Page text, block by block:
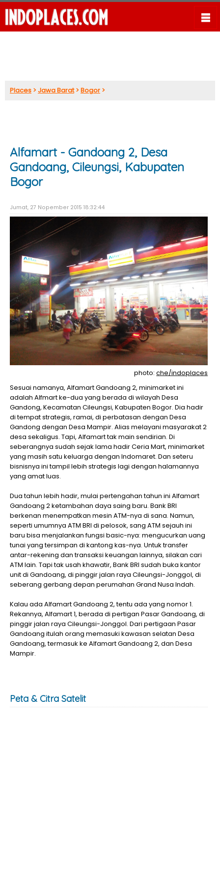
Places >Jawa Barat>Bogor >
Alfamart - Gandoang 2, Desa
Gandoang, Cileungsi, Kabupaten
Bogor
Jumat, 27 Nopember 2015 18:32:44
photo:che/indoplaces
Sesuai namanya, Alfamart Gandoang 2, minimarket ini
adalah Alfmart ke-dua yang berada di wilayah Desa
Gandong, Kecamatan Cileungsi, Kabupaten Bogor. Dia hadir
di tempat strategis, ramai, di perbatasan dengan Desa
Gandong dengan Desa Mampir. Alias melayani masyarakat 2
desa sekaligus. Tapi, Alfamart tak main sendirian. Di
seberangnya sudah sejak lama hadir Ceria Mart, minimarket
yang masih satu keluarga dengan Indomaret. Dan seteru
bisnisnya ini tampil lebih strategis lagi dengan halamannya
yang amat luas.
Dua tahun lebih hadir, mulai pertengahan tahun ini Alfamart
Gandoang 2 ketambahan daya saing baru. Bank BRI
berkenan menempatkan mesin ATM-nya di sana. Namun,
seperti umumnya ATM BRI di pelosok, sang ATM sejauh ini
baru bisa menjalankan fungsi basic-nya: mengucurkan uang
tunai yang tersimpan di kantong kas-nya. Untuk transfer
antar-rekening dan transaksi keuangan lainnya, silakan cari
ATM lain. Tapi tak usah khawatir, Bank BRI sudah buka kantor
unit di Gandoang, di pinggir jalan raya Cileungsi-Jonggol, di
seberang gerbang depan perumahan Grand Nusa Indah.
Kalau ada Alfamart Gandoang 2, tentu ada yang nomor 1.
Rekannya, Alfamart 1, berada di pertigan Pasar Gandoang, di
pinggir jalan raya Cileungsi-Jonggol. Dari pertigaan Pasar
Gandoang itulah orang memasuki kawasan selatan Desa
Gandoang, termasuk ke Alfamart Gandoang 2, dan Desa
Mampir.
Peta & Citra Satelit